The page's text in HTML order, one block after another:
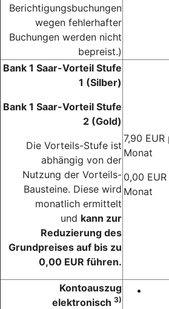
Berichtigungsbuchungen
wegen fehlerhafter
Buchungen werden nicht
bepreist.)
Bank 1 Saar-Vorteil Stufe
1 (Silber)
Bank 1 Saar-Vorteil Stufe
2 (Gold)
Die Vorteils-Stufe ist
abhängig von der
Nutzung der Vorteils-
Bausteine. Diese wird
monatlich ermittelt
und kann zur
Reduzierung des
Grundpreises auf bis zu
0,00 EUR führen.
7,90 EUR
Monat
0,00
Monat
Kontoauszug
elektronisch 3)